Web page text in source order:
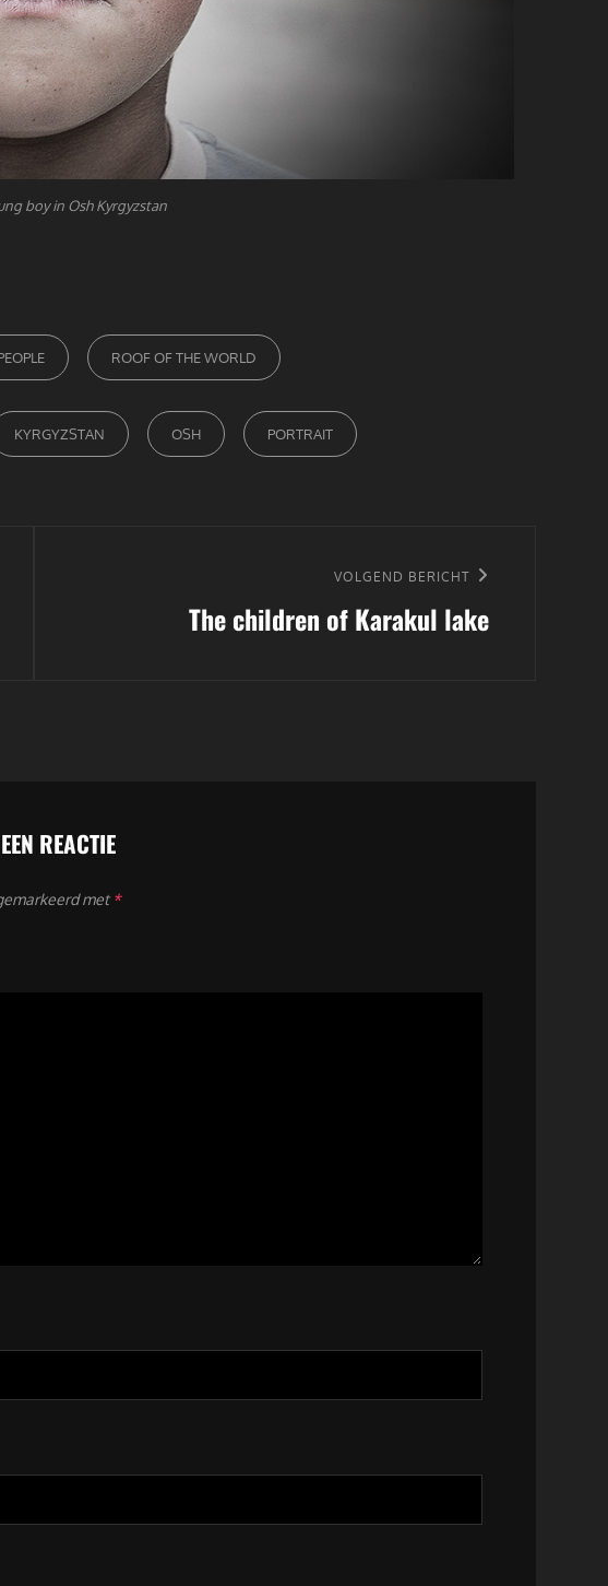
boy in Osh Kyrgyzstan
ROOF OF THE WORLD
KYRGYZSTAN OSH PORTRAIT
VOLGEND BERICHT
The children of Karakul lake
REACTIE
met *